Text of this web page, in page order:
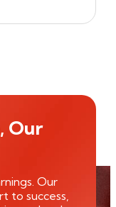
Our
Our
to success,